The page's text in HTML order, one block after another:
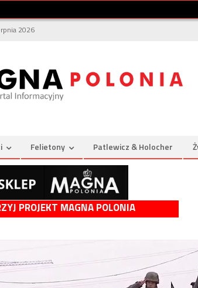
2026
Felietony Patlewicz & Holocher
PROJEKT MAGNA POLONIA